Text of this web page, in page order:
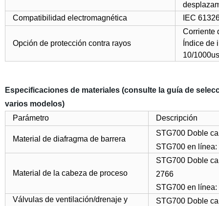
Compatibilidad electromagnética
IEC
Opción de protección contra rayos
Corriente
Índice de
10/
Especificaciones de materiales (consulte la guía de
varios modelos)
Parámetro
Descripción
Material de diafragma de barrera
STG700 Doble
STG700 en
Material de la cabeza de proceso
STG700 Doble
2766
STG700 en
Válvulas de ventilación/drenaje y
STG700 Doble